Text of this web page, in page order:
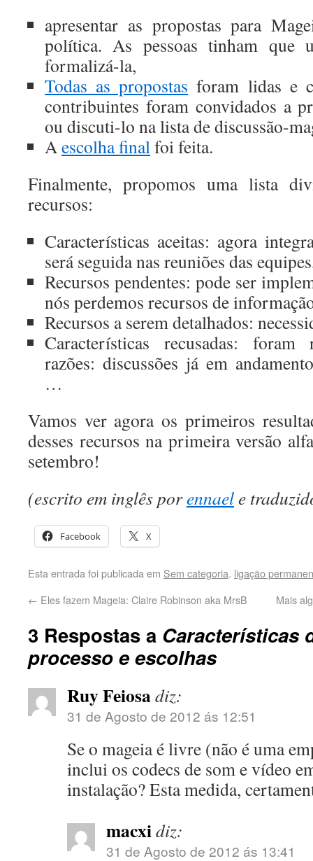
apresentar as propostas para
política. As pessoas tinham
formalizá-la,
Todas as propostas foram lidas e
contribuintes foram convidados a
ou discuti-lo na lista de discussão-
Aescolha finalfoi feita.
Finalmente, propomos uma lista
recursos:
Características aceitas: agora
será seguida nas reuniões das
Recursos pendentes: pode ser
nós perdemos recursos de
Recursos a serem detalhados:
Características recusadas:
razões: discussões já em
…
Vamos ver agora os primeiros
desses recursos na primeira versão
setembro!
(escrito em inglês porennaele
Facebook X
Esta entrada foi publicada em Sem categoria. ligação
← Eles fazem Mageia: Claire Robinson aka MrsB Mais
3 Respostas a Características
processo e escolhas
Ruy Feiosadiz:
31 de Agosto de 2012 ás 12:51
Se o mageia é livre (não é uma
inclui os codecs de som e vídeo
instalação? Esta medida,
macxidiz:
31 de Agosto de 2012 ás 13:41